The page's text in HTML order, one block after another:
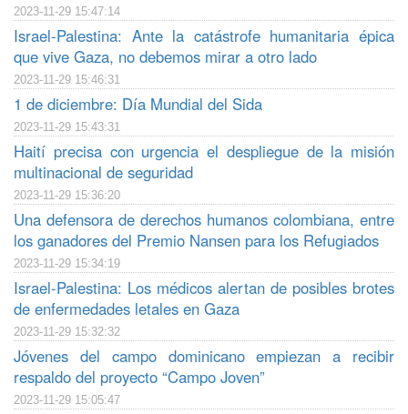
2023-11-29 15:47:14
Israel-Palestina: Ante la catástrofe humanitaria épica
que vive Gaza, no debemos mirar a otro lado
2023-11-29 15:46:31
1 de diciembre: Día Mundial del Sida
2023-11-29 15:43:31
Haití precisa con urgencia el despliegue de la misión
multinacional de seguridad
2023-11-29 15:36:20
Una defensora de derechos humanos colombiana, entre
los ganadores del Premio Nansen para los Refugiados
2023-11-29 15:34:19
Israel-Palestina: Los médicos alertan de posibles brotes
de enfermedades letales en Gaza
2023-11-29 15:32:32
Jóvenes del campo dominicano empiezan a recibir
respaldo del proyecto “Campo Joven”
2023-11-29 15:05:47